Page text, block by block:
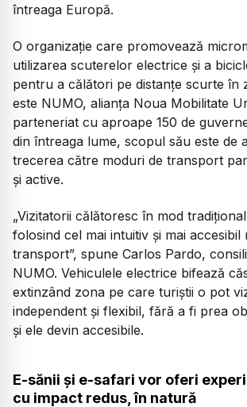
întreaga Europă.
O organizație care promovează
utilizarea scuterelor electrice și a
pentru a călători pe distanțe scurte în
este NUMO, alianța Noua Mobilitate
parteneriat cu aproape 150 de
din întreaga lume, scopul său este de
trecerea către moduri de transport
și active.
„Vizitatorii călătoresc în mod
folosind cel mai intuitiv și mai accesibil
transport”, spune Carlos Pardo,
NUMO. Vehiculele electrice bifează
extinzând zona pe care turiștii o pot
independent și flexibil, fără a fi prea
și ele devin accesibile.
E-sănii și e-safari vor oferi
cu impact redus, în natură